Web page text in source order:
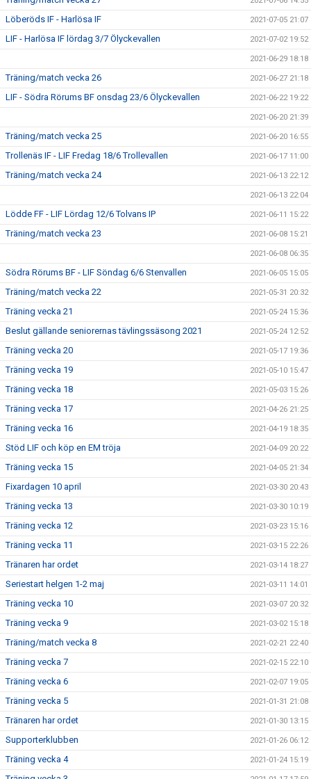
Löberöds IF - Harlösa IF 2021-07-05 21:07
LIF - Harlösa IF lördag 3/7 Ölyckevallen 2021-07-02 19:52
2021-06-29 18:18
Träning/match vecka 26 2021-06-27 21:18
LIF - Södra Rörums BF onsdag 23/6 Ölyckevallen 2021-06-22 19:22
2021-06-20 21:39
Träning/match vecka 25 2021-06-20 16:55
Trollenäs IF - LIF Fredag 18/6 Trollevallen 2021-06-17 11:00
Träning/match vecka 24 2021-06-13 22:12
2021-06-13 22:04
Lödde FF - LIF Lördag 12/6 Tolvans IP 2021-06-11 15:22
Träning/match vecka 23 2021-06-08 15:21
2021-06-08 06:35
Södra Rörums BF - LIF Söndag 6/6 Stenvallen 2021-06-05 15:05
Träning/match vecka 22 2021-05-31 20:32
Träning vecka 21 2021-05-24 15:36
Beslut gällande seniorernas tävlingssäsong 2021 2021-05-24 12:52
Träning vecka 20 2021-05-17 19:36
Träning vecka 19 2021-05-10 15:47
Träning vecka 18 2021-05-03 15:26
Träning vecka 17 2021-04-26 21:25
Träning vecka 16 2021-04-19 18:35
Stöd LIF och köp en EM tröja 2021-04-09 20:22
Träning vecka 15 2021-04-05 21:34
Fixardagen 10 april 2021-03-30 20:43
Träning vecka 13 2021-03-30 10:19
Träning vecka 12 2021-03-23 15:16
Träning vecka 11 2021-03-15 22:26
Tränaren har ordet 2021-03-14 18:27
Seriestart helgen 1-2 maj 2021-03-11 14:01
Träning vecka 10 2021-03-07 20:32
Träning vecka 9 2021-03-02 15:18
Träning/match vecka 8 2021-02-21 22:40
Träning vecka 7 2021-02-15 22:10
Träning vecka 6 2021-02-07 19:05
Träning vecka 5 2021-01-31 21:08
Tränaren har ordet 2021-01-30 13:15
Supporterklubben 2021-01-26 06:12
Träning vecka 4 2021-01-24 15:19